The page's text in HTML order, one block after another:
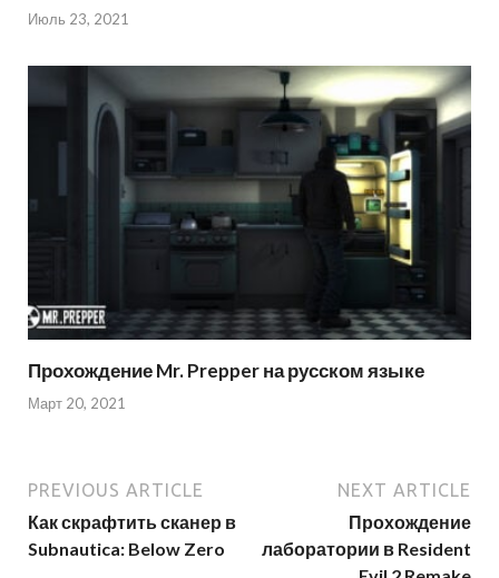
Июль 23, 2021
Прохождение Mr. Prepper на русском языке
Март 20, 2021
PREVIOUS ARTICLE
Как скрафтить сканер в
Subnautica: Below Zero
NEXT ARTICLE
Прохождение
лаборатории в Resident